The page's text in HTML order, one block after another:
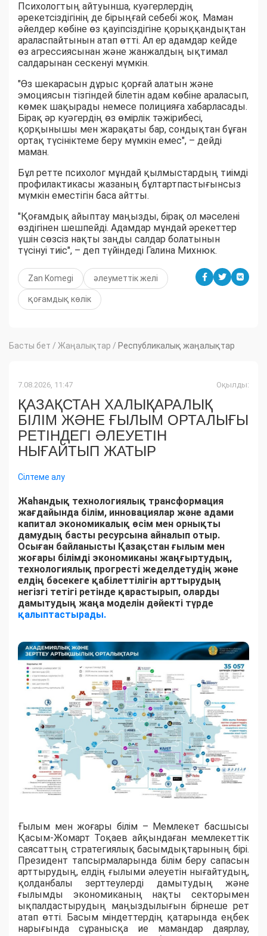
Психологтың айтуынша, куәгерлердің
әрекетсіздігінің де бірыңғай себебі жоқ. Маман
әйелдер көбіне өз қауіпсіздігіне қорыққандықтан
араласпайтынын атап өтті. Ал ер адамдар кейде
өз агрессиясынан және жанжалдың ықтимал
салдарынан сескенуі мүмкін.
"Өз шекарасын дұрыс қорғай алатын және
эмоциясын тізгіндей білетін адам көбіне араласып,
көмек шақырады немесе полицияға хабарласады.
Бірақ әр куәгердің өз өмірлік тәжірибесі,
қорқынышы мен жарақаты бар, сондықтан бұған
ортақ түсініктеме беру мүмкін емес", – дейді
маман.
Бұл ретте психолог мұндай қылмыстардың тиімді
профилактикасы жазаның бұлтартпастығынсыз
мүмкін еместігін баса айтты.
"Қоғамдық айыптау маңызды, бірақ ол мәселені
өздігінен шешпейді. Адамдар мұндай әрекеттер
үшін сөзсіз нақты заңды салдар болатынын
түсінуі тиіс", – деп түйіндеді Галина Михнюк.
Zan Komegi әлеуметтік желі
қоғамдық көлік
Басты бет / Жаңалықтар / Республикалық жаңалықтар
7.08.2026, 11:47 Оқылды:
ҚАЗАҚСТАН ХАЛЫҚАРАЛЫҚ
БІЛІМ ЖӘНЕ ҒЫЛЫМ ОРТАЛЫҒЫ
РЕТІНДЕГІ ӘЛЕУЕТІН
НЫҒАЙТЫП ЖАТЫР
Сілтеме алу
Жаһандық технологиялық трансформация
жағдайында білім, инновациялар және адами
капитал экономикалық өсім мен орнықты
дамудың басты ресурсына айналып отыр.
Осыған байланысты Қазақстан ғылым мен
жоғары білімді экономиканы жаңғыртудың,
технологиялық прогресті жеделдетудің және
елдің бәсекеге қабілеттілігін арттырудың
негізгі тетігі ретінде қарастырып, оларды
дамытудың жаңа моделін дәйекті түрде
қалыптастырады.
Ғылым мен жоғары білім – Мемлекет басшысы
Қасым-Жомарт Тоқаев айқындаған мемлекеттік
саясаттың стратегиялық басымдықтарының бірі.
Президент тапсырмаларында білім беру сапасын
арттырудың, елдің ғылыми әлеуетін нығайтудың,
қолданбалы зерттеулерді дамытудың және
ғылымды экономиканың нақты секторымен
ықпалдастырудың маңыздылығын бірнеше рет
атап өтті. Басым міндеттердің қатарында еңбек
нарығында сұранысқа ие мамандар даярлау,